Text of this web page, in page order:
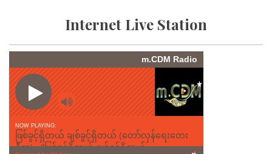
Internet Live Station